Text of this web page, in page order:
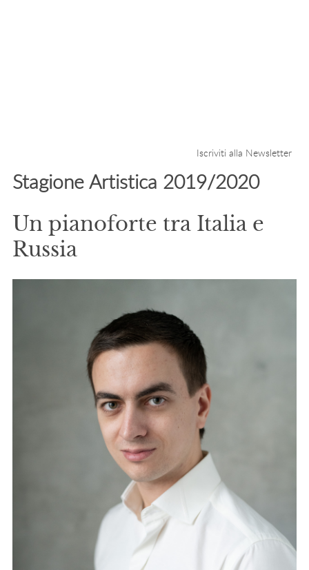
Iscriviti alla Newsletter
Stagione Artistica 2019/2020
Un pianoforte tra Italia e
Russia